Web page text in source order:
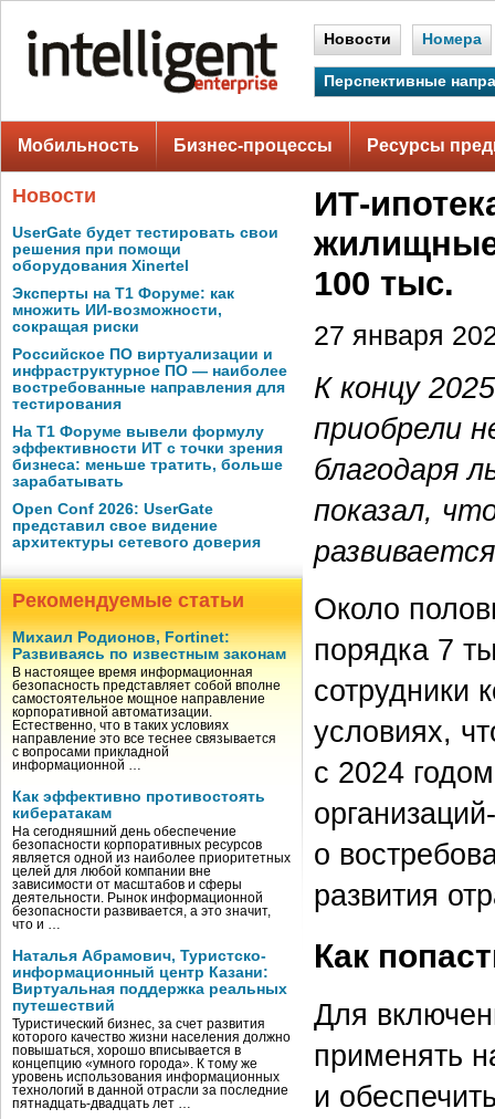
Новости Номера
Перспективные
Мобильность Бизнес-процессы Ресурсы
Новости
UserGate будет тестировать свои
решения при помощи
оборудования Xinertel
Эксперты на Т1 Форуме: как
множить ИИ-возможности,
сокращая риски
Российское ПО виртуализации и
инфраструктурное ПО — наиболее
востребованные направления для
тестирования
На Т1 Форуме вывели формулу
эффективности ИТ с точки зрения
бизнеса: меньше тратить, больше
зарабатывать
Open Conf 2026: UserGate
представил свое видение
архитектуры сетевого доверия
Рекомендуемые статьи
Михаил Родионов, Fortinet:
Развиваясь по известным законам
В настоящее время информационная
безопасность представляет собой вполне
самостоятельное мощное направление
корпоративной автоматизации.
Естественно, что в таких условиях
направление это все теснее связывается
с вопросами прикладной
информационной …
Как эффективно противостоять
кибератакам
На сегодняшний день обеспечение
безопасности корпоративных ресурсов
является одной из наиболее приоритетных
целей для любой компании вне
зависимости от масштабов и сферы
деятельности. Рынок информационной
безопасности развивается, а это значит,
что и …
Наталья Абрамович, Туристско-
информационный центр Казани:
Виртуальная поддержка реальных
путешествий
Туристический бизнес, за счет развития
которого качество жизни населения должно
повышаться, хорошо вписывается в
концепцию «умного города». К тому же
уровень использования информационных
технологий в данной отрасли за последние
пятнадцать-двадцать лет …
ИТ-
жилищные
100 тыс.
27 января
К концу
приобрели
благодаря
показал,
Около
порядка 7
сотрудники
условиях,
с 2024
о
развития
Как
Для
применять
и